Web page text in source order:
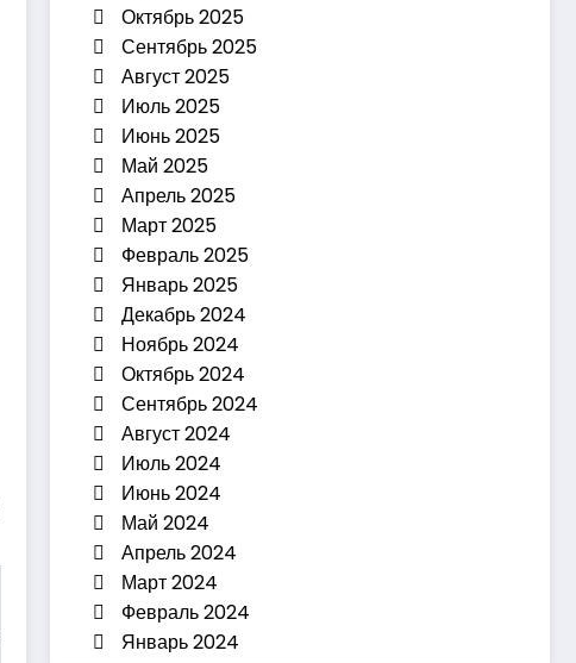
Октябрь 2025
Сентябрь 2025
Август 2025
Июль 2025
Июнь 2025
Май 2025
Апрель 2025
Март 2025
Февраль 2025
Январь 2025
Декабрь 2024
Ноябрь 2024
Октябрь 2024
Сентябрь 2024
Август 2024
Июль 2024
Июнь 2024
Май 2024
Апрель 2024
Март 2024
Февраль 2024
Январь 2024